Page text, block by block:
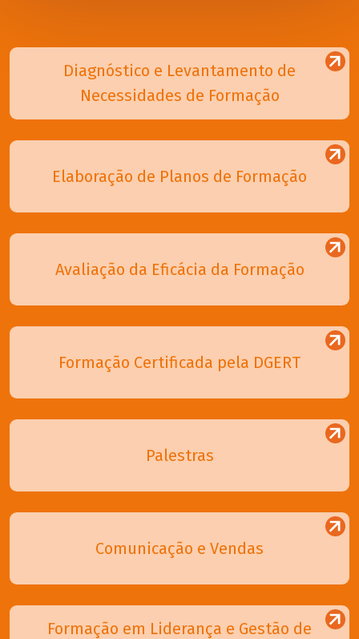
Diagnóstico e Levantamento de
Necessidades de Formação
Elaboração de Planos de Formação
Avaliação da Eficácia da Formação
Formação Certificada pela DGERT
Palestras
Comunicação e Vendas
Formação em Liderança e Gestão de